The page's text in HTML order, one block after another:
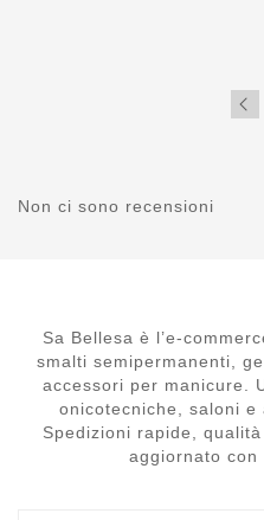
Non ci sono recensioni
Sa Bellesa è l’e-
smalti semipermanenti,
accessori per manicure.
onicotecniche, saloni e
Spedizioni rapide,
aggiornato con